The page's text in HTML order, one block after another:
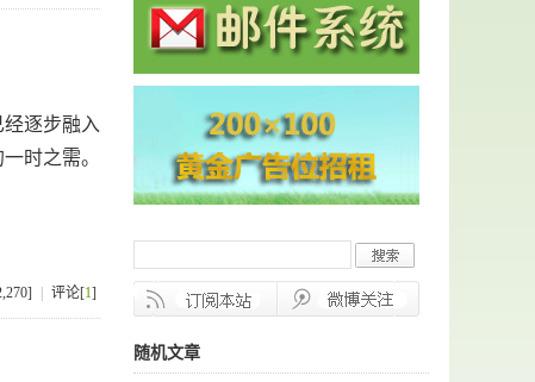
逐步融入
时之需。
评论[1]
随机文章